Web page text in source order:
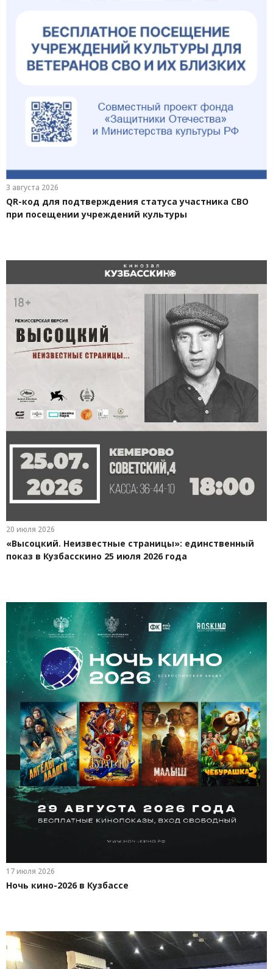
3 августа 2026
QR-код для подтверждения статуса участника СВО
при посещении учреждений культуры
20 июля 2026
«Высоцкий. Неизвестные страницы»: единственный
показ в Кузбасскино 25 июля 2026 года
17 июля 2026
Ночь кино-2026 в Кузбассе